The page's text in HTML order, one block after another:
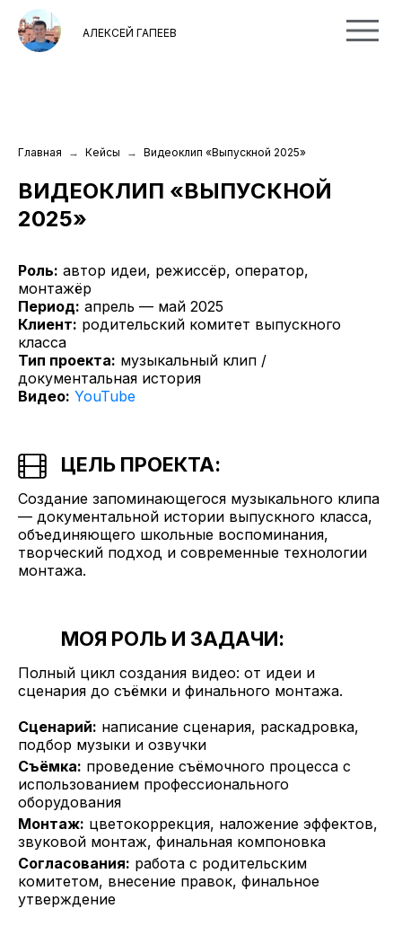
АЛЕКСЕЙ ГАПЕЕВ
Главная Кейсы Видеоклип «Выпускной 2025»
ВИДЕОКЛИП «ВЫПУСКНОЙ
2025»
Роль: автор идеи, режиссёр, оператор,
монтажёр
Период: апрель — май 2025
Клиент: родительский комитет выпускного
класса
Тип проекта: музыкальный клип /
документальная история
Видео: YouTube
ЦЕЛЬ ПРОЕКТА:
Создание запоминающегося музыкального клипа
— документальной истории выпускного класса,
объединяющего школьные воспоминания,
творческий подход и современные технологии
монтажа.
МОЯ РОЛЬ И ЗАДАЧИ:
Полный цикл создания видео: от идеи и
сценария до съёмки и финального монтажа.
Сценарий: написание сценария, раскадровка,
подбор музыки и озвучки
Съёмка: проведение съёмочного процесса с
использованием профессионального
оборудования
Монтаж: цветокоррекция, наложение эффектов,
звуковой монтаж, финальная компоновка
Согласования: работа с родительским
комитетом, внесение правок, финальное
утверждение